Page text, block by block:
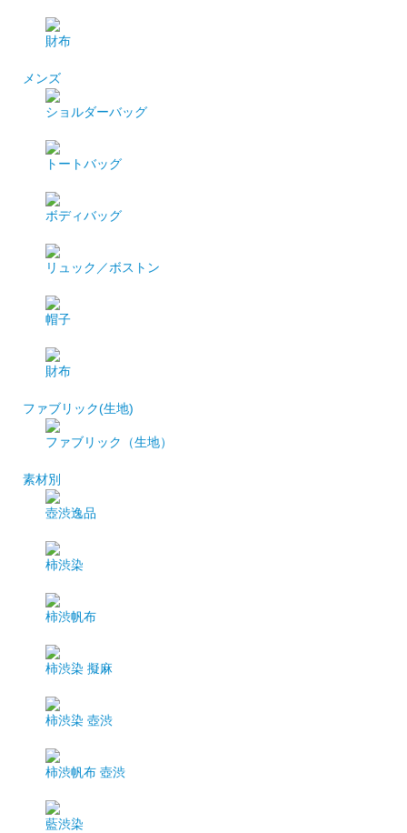
財布
メンズ
ショルダーバッグ
トートバッグ
ボディバッグ
リュック／ボストン
帽子
財布
ファブリック(生地)
ファブリック（生地）
素材別
壺渋逸品
柿渋染
柿渋帆布
柿渋染 擬麻
柿渋染 壺渋
柿渋帆布 壺渋
藍渋染